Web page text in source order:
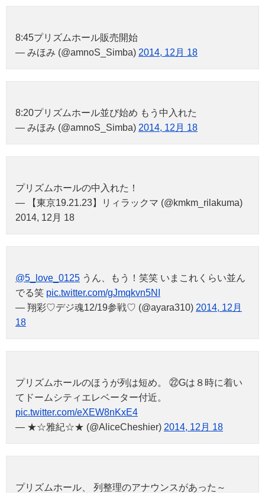
8:45プリズムホール販売開始
— みほみ (@amnoS_Simba) 2014, 12月 18
8:20プリズムホール並び始め もう中入れた
— みほみ (@amnoS_Simba) 2014, 12月 18
プリズムホールの中入れた！
— 【東京19.21.23】リィラックマ (@kmkm_rilakuma)
2014, 12月 18
@5_love_0125 うん、もう！笑笑 いまこれくらい並ん
でる笑 pic.twitter.com/gJmqkvn5NI
— 翔彩♡デジ魂12/19参戦♡ (@ayara310) 2014, 12月
18
プリズムホールのほうが列は短め。 ㉒Gは８時に着い
てドームシティエレベーター付近。
pic.twitter.com/eXEW8nKxE4
— ★☆雅紀☆★ (@AliceCheshier) 2014, 12月 18
プリズムホール、 列整理のアナウンスがあった～